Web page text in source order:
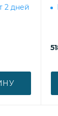
2 дней